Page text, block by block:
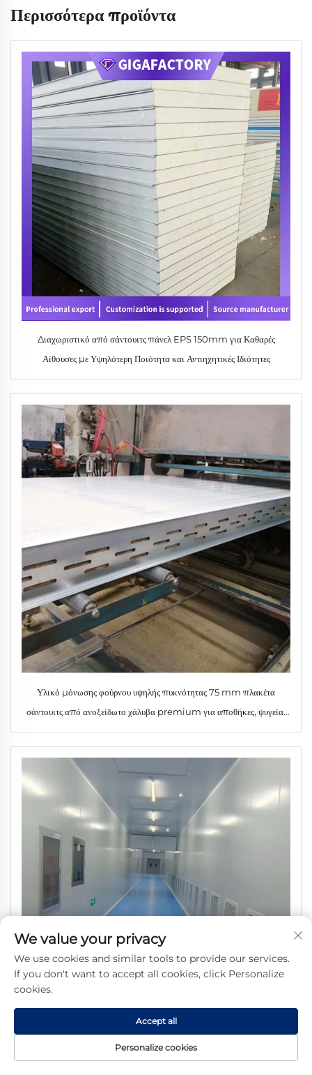
Περισσότερα προϊόντα
Διαχωριστικό από σάντουιτς πάνελ EPS 150mm για Καθαρές
Αίθουσες με Υψηλότερη Ποιότητα και Αντιηχητικές Ιδιότητες
Υλικό μόνωσης φούρνου υψηλής πυκνότητας 75 mm πλακέτα
σάντουιτς από ανοξείδωτο χάλυβα premium για αποθήκες, ψυγεία,
εργαστήρια
SHARBON Κουτί-Δοχείο Οροφής και Τοίχου, Προσαρμοστικό Έργο
«Κλειδί στο Χέρι» με Σαντουιτσοπάνελ Εργαστηρίου, Μοντάρισμα
We value your privacy
We use cookies and similar tools to provide our services.
If you don't want to accept all cookies, click Personalize
cookies.
Personalize cookies
Accept all